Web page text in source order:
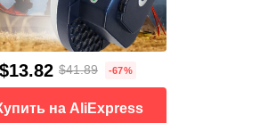
$13.82 $41.89 -67%
на AliExpress